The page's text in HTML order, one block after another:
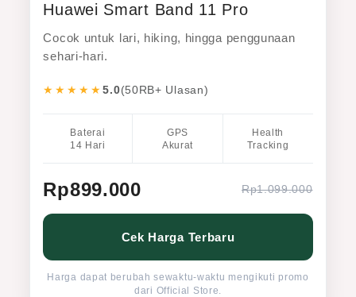
Huawei Smart Band 11 Pro
Cocok untuk lari, hiking, hingga penggunaan
sehari-hari.
★★★★★5.0(50RB+ Ulasan)
Baterai
14 Hari
GPS
Akurat
Health
Tracking
Rp899.000 Rp1.099.000
Cek Harga Terbaru
Harga dapat berubah sewaktu-waktu mengikuti promo
dari Official Store.